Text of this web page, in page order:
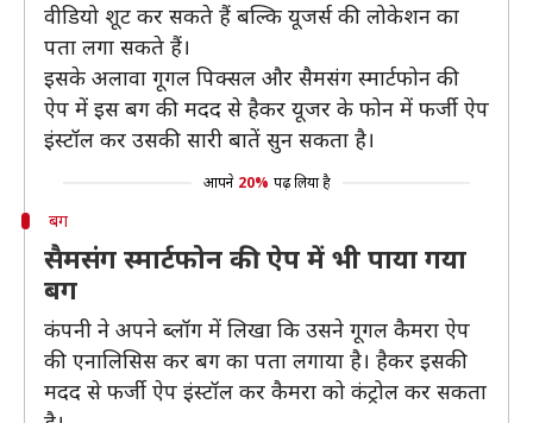
वीडियो शूट कर सकते हैं बल्कि यूजर्स की लोकेशन का
पता लगा सकते हैं।
इसके अलावा गूगल पिक्सल और सैमसंग स्मार्टफोन की
ऐप में इस बग की मदद से हैकर यूजर के फोन में फर्जी ऐप
इंस्टॉल कर उसकी सारी बातें सुन सकता है।
आपने 20% पढ़ लिया है
बग
सैमसंग स्मार्टफोन की ऐप में भी पाया गया
बग
कंपनी ने अपने ब्लॉग में लिखा कि उसने गूगल कैमरा ऐप
की एनालिसिस कर बग का पता लगाया है। हैकर इसकी
मदद से फर्जी ऐप इंस्टॉल कर कैमरा को कंट्रोल कर सकता